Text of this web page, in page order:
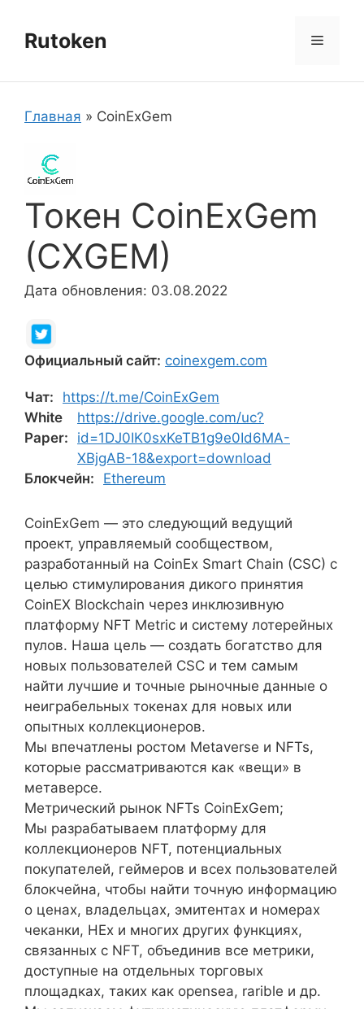
содержимому
Rutoken Меню
Главная » CoinExGem
Токен CoinExGem
(CXGEM)
Дата обновления: 03.08.2022
Официальный сайт: coinexgem.com
Чат:
https://t.me/CoinExGem
White
Paper:
https://drive.google.com/uc?
id=1DJ0IK0sxKeTB1g9e0Id6MA-
XBjgAB-18&export=download
Блокчейн:
Ethereum
CoinExGem — это следующий ведущий
проект, управляемый сообществом,
разработанный на CoinEx Smart Chain (CSC) с
целью стимулирования дикого принятия
CoinEX Blockchain через инклюзивную
платформу NFT Metric и систему лотерейных
пулов. Наша цель — создать богатство для
новых пользователей CSC и тем самым
найти лучшие и точные рыночные данные о
неиграбельных токенах для новых или
опытных коллекционеров.
Мы впечатлены ростом Metaverse и NFTs,
которые рассматриваются как «вещи» в
метаверсе.
Метрический рынок NFTs CoinExGem;
Мы разрабатываем платформу для
коллекционеров NFT, потенциальных
покупателей, геймеров и всех пользователей
блокчейна, чтобы найти точную информацию
о ценах, владельцах, эмитентах и номерах
чеканки, HEx и многих других функциях,
связанных с NFT, объединив все метрики,
доступные на отдельных торговых
площадках, таких как opensea, rarible и др.